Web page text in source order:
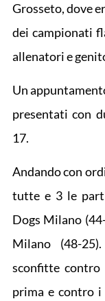
Grosseto, dove
dei campionati
allenatori e
Un
presentati con
17.
Andando con
tutte e 3 le
Dogs Milano
Milano (48-
sconfitte
prima e contro